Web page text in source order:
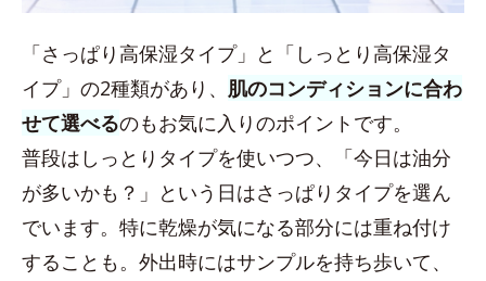
「さっぱり高保湿タイプ」と「しっとり高保湿タ
イプ」の2種類があり、 肌のコンディションに合わ
せて選べるのもお気に入りのポイントです。
普段はしっとりタイプを使いつつ、「今日は油分
が多いかも？」という日はさっぱりタイプを選ん
でいます。特に乾燥が気になる部分には重ね付け
することも。外出時にはサンプルを持ち歩いて、